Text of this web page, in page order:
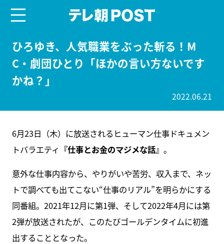
ひろゆき、人気職業をぶった斬る！M
C・劇団ひとり「ほかの言い方ないです
かね？」
2022.06.21
6月23日（木）に放送されるヒューマン仕事ドキュメン
トバラエティ 『仕事とお金のマジメな話』 。
意外な仕事内容から、やりがいや苦労、収入まで、ネッ
トで調べても出てこない“仕事のリアル”を明らかにする
同番組。2021年12月に第1弾、そして2022年4月には第
2弾が放送されたが、このたびゴールデンタイムに初進
出することとなった。